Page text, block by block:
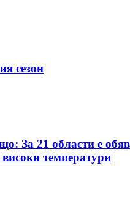
сезон
За 21 области е
температури